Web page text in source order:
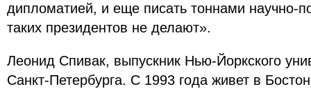
дипломатией, и еще писать тоннами научно-
таких президентов не делают».
Леонид Спивак, выпускник Нью-Йоркского
Санкт-Петербурга. С 1993 года живет в